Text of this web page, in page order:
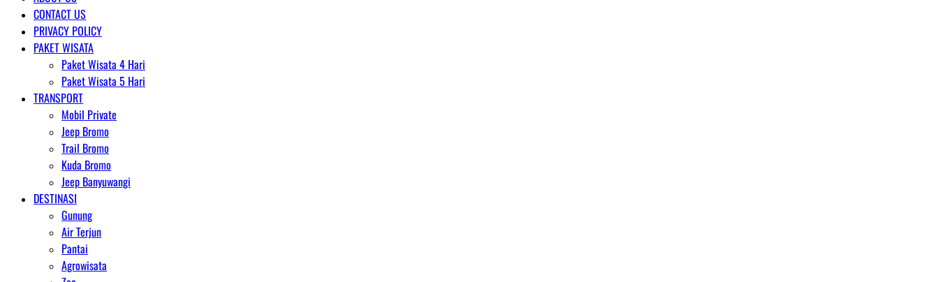
CONTACT US
PRIVACY POLICY
PAKET WISATA
Paket Wisata 4 Hari
Paket Wisata 5 Hari
TRANSPORT
Mobil Private
Jeep Bromo
Trail Bromo
Kuda Bromo
Jeep Banyuwangi
DESTINASI
Gunung
Air Terjun
Pantai
Agrowisata